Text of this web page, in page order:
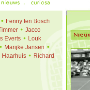
Fenny ten Bosch
Jacco
Everts
Louk
Marijke Jansen
Haarhuis
Richard